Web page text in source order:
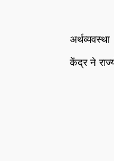
अर्थव्यवस्था
केंद्र ने